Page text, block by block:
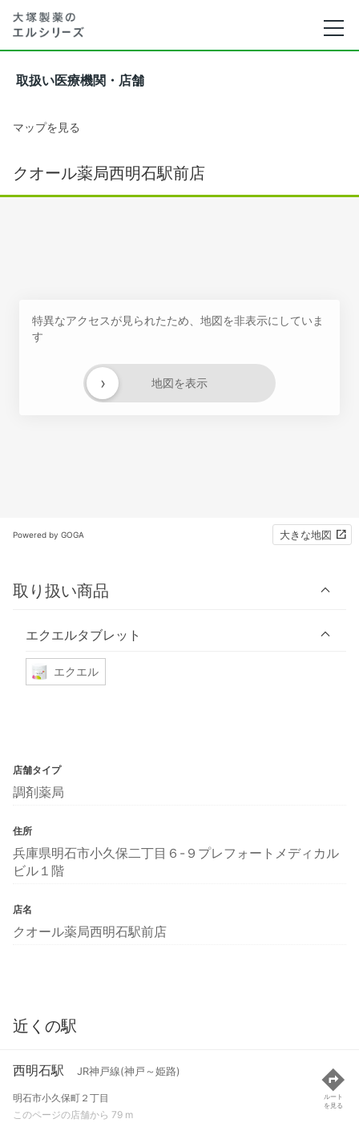
取扱い医療機関・店舗
マップを見る
クオール薬局西明石駅前店
特異なアクセスが見られたため、地図を非表示にしていま
す
地図を表示
›
Powered by GOGA 大きな地図
取り扱い商品
エクエルタブレット
エクエル
店舗タイプ
調剤薬局
住所
兵庫県明石市小久保二丁目６-９プレフォートメディカル
ビル１階
店名
クオール薬局西明石駅前店
近くの駅
西明石駅 JR神戸線(神戸～姫路)
明石市小久保町２丁目
このページの店舗から 79 m
ルート
を見る